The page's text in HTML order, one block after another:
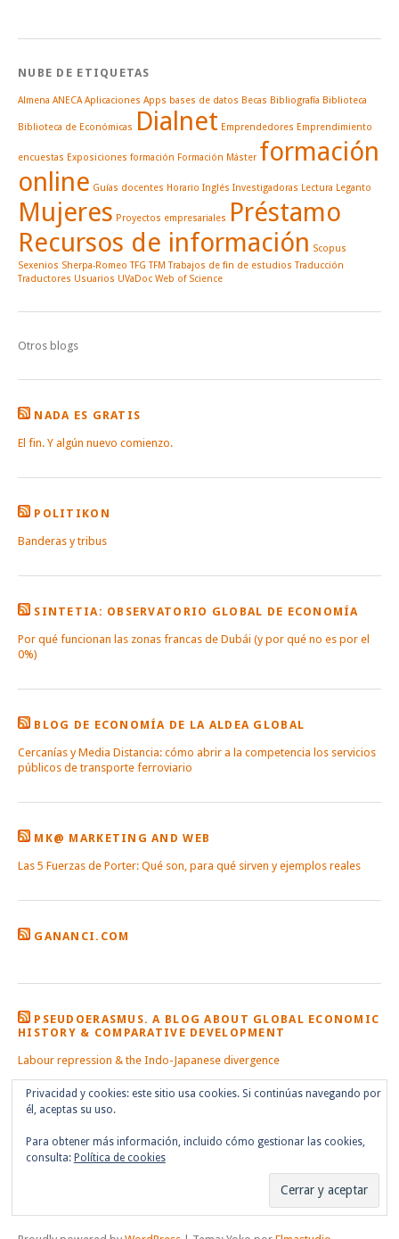
NUBE DE ETIQUETAS
Almena ANECA Aplicaciones Apps bases de datos Becas Bibliografía Biblioteca
Biblioteca de Económicas Dialnet Emprendedores Emprendimiento
encuestas Exposiciones formación Formación Máster formación
online Guías docentes Horario Inglés Investigadoras Lectura Leganto
Mujeres Proyectos empresariales Préstamo
Recursos de información Scopus
Sexenios Sherpa-Romeo TFG TFM Trabajos de fin de estudios Traducción
Traductores Usuarios UVaDoc Web of Science
Otros blogs
NADA ES GRATIS
El fin. Y algún nuevo comienzo.
POLITIKON
Banderas y tribus
SINTETIA: OBSERVATORIO GLOBAL DE ECONOMÍA
Por qué funcionan las zonas francas de Dubái (y por qué no es por el
0%)
BLOG DE ECONOMÍA DE LA ALDEA GLOBAL
Cercanías y Media Distancia: cómo abrir a la competencia los servicios
públicos de transporte ferroviario
MK@ MARKETING AND WEB
Las 5 Fuerzas de Porter: Qué son, para qué sirven y ejemplos reales
GANANCI.COM
PSEUDOERASMUS. A BLOG ABOUT GLOBAL ECONOMIC
HISTORY & COMPARATIVE DEVELOPMENT
Labour repression & the Indo-Japanese divergence
Privacidad y cookies: este sitio usa cookies. Si continúas navegando por
él, aceptas su uso.
Para obtener más información, incluido cómo gestionar las cookies,
consulta: Política de cookies